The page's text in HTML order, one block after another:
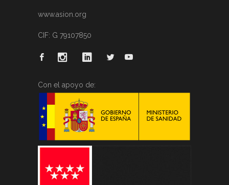
www.asion.org
CIF: G 79107850
Con el apoyo de: